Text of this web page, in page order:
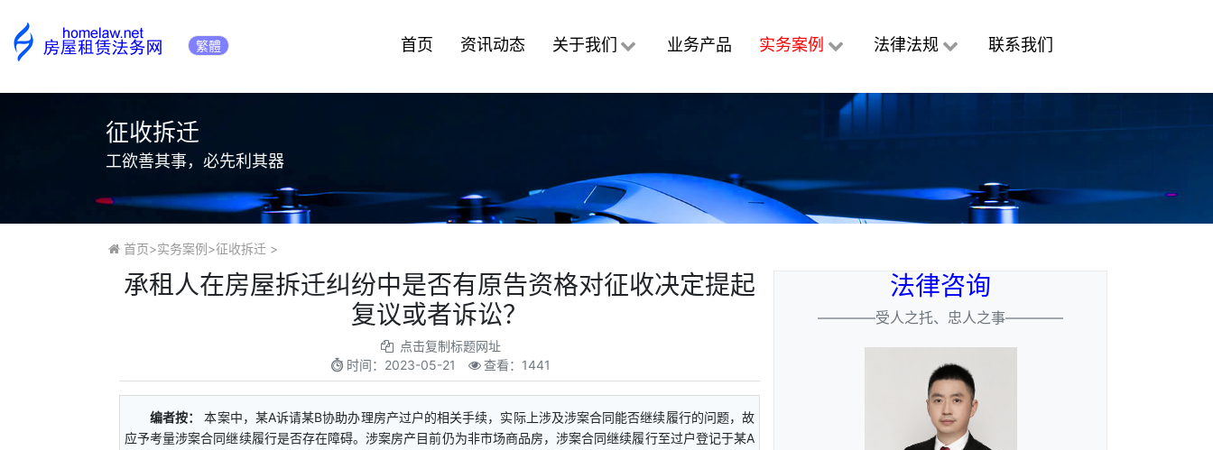
繁體 首页 资讯动态 关于我们 业务产品 实务案例 法律法规 联系我们
征收拆迁
工欲善其事，必先利其器
首页>实务案例 >征收拆迁>
承租人在房屋拆迁纠纷中是否有原告资格对征收决定提起
复议或者诉讼？
点击复制标题网址
时间： 2023-05-21 查看：1441
编者按：
本案中，某A诉请某B协助办理房产过户的相关手续，实际上涉及涉案合同能否继续履行的问题，故
应予考量涉案合同继续履行是否存在障碍。涉案房产目前仍为非市场商品房，涉案合同继续履行至过户登记于某A
法律咨询
————受人之托、忠人之事————